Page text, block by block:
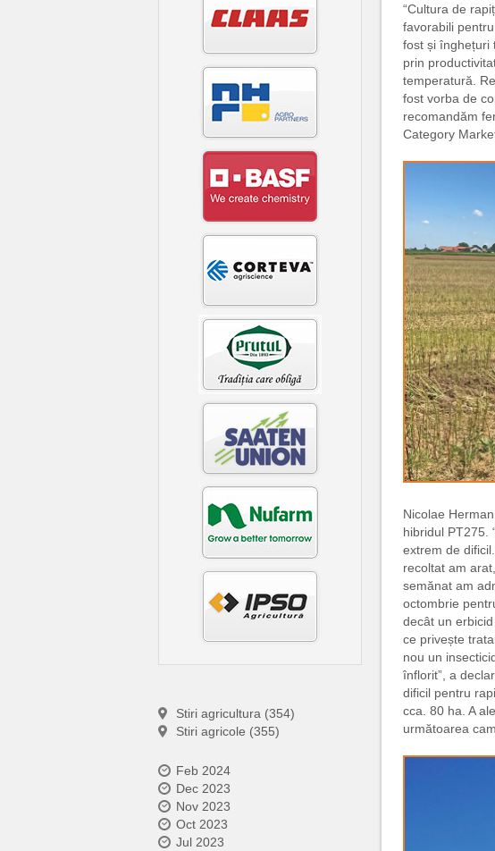
Stiri agricultura (354)
Stiri agricole (355)
Feb 2024
Dec 2023
Nov 2023
Oct 2023
Jul 2023
“Cultura de
favorabili
fost și înghețuri
prin
temperatură.
fost vorba de
recomandăm
Category
Nicolae
hibridul PT275.
extrem de
recoltat am
semănat am
octombrie
decât un
ce privește
nou un
înflorit”, a
dificil pentru
cca. 80 ha. A
următoarea